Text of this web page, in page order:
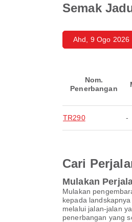
Semak
Ahd, 9 Ogo 2026
Nom.
Penerbangan
TR290 -
Cari
Mulakan
Mulakan
kepada
melalui jalan-jalan
penerbangan yang